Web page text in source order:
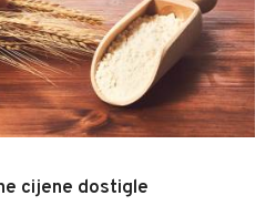
cijene dostigle